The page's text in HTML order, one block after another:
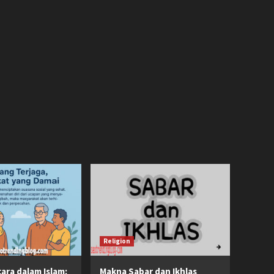
dalam Islam:
Religion
Makna Sabar dan Ikhlas